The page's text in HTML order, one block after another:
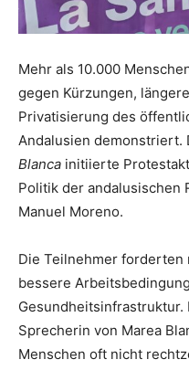
Mehr als 10.000
gegen Kürzungen,
Privatisierung des
Andalusien demonstriert.
Blanca initiierte
Politik der andalusischen
Manuel Moreno.
Die Teilnehmer forderten
bessere
Gesundheitsinfrastruktur.
Sprecherin von Marea
Menschen oft nicht